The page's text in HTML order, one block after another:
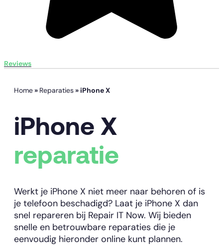
Reviews
Home » Reparaties »iPhone X
iPhone X
reparatie
Werkt je iPhone X niet meer naar behoren of is
je telefoon beschadigd? Laat je iPhone X dan
snel repareren bij Repair IT Now. Wij bieden
snelle en betrouwbare reparaties die je
eenvoudig hieronder online kunt plannen.